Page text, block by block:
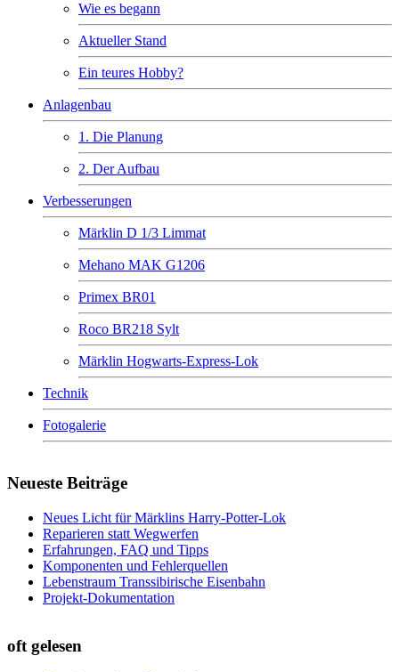
Wie es begann
Aktueller Stand
Ein teures Hobby?
Anlagenbau
1. Die Planung
2. Der Aufbau
Verbesserungen
Märklin D 1/3 Limmat
Mehano MAK G1206
Primex BR01
Roco BR218 Sylt
Märklin Hogwarts-Express-Lok
Technik
Fotogalerie
Neueste Beiträge
Neues Licht für Märklins Harry-Potter-Lok
Reparieren statt Wegwerfen
Erfahrungen, FAQ und Tipps
Komponenten und Fehlerquellen
Lebenstraum Transsibirische Eisenbahn
Projekt-Dokumentation
oft gelesen